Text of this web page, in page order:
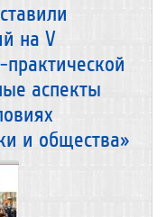
на V
аспекты
и общества»